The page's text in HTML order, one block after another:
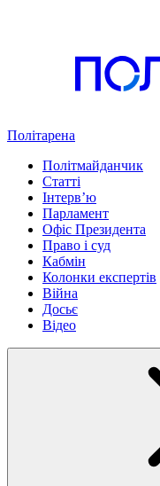
Політарена
Політмайданчик
Статті
Інтервʼю
Парламент
Офіс Президента
Право і суд
Кабмін
Колонки експертів
Війна
Досьє
Відео